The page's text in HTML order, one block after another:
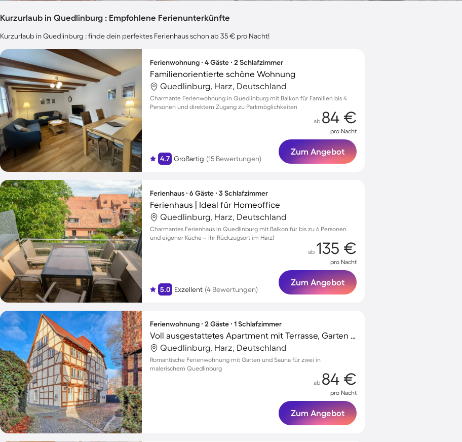
Kurzurlaub in Quedlinburg : Empfohlene Ferienunterkünfte
Kurzurlaub in Quedlinburg : finde dein perfektes Ferienhaus schon ab 35 € pro Nacht!
Ferienwohnung ∙ 4 Gäste ∙ 2 Schlafzimmer
Familienorientierte schöne Wohnung
Quedlinburg, Harz, Deutschland
Charmante Ferienwohnung in Quedlinburg mit Balkon für Familien bis 4
Personen und direktem Zugang zu Parkmöglichkeiten
4.7 Großartig (15 Bewertungen)
ab 84 €
pro Nacht
Zum Angebot
Ferienhaus ∙ 6 Gäste ∙ 3 Schlafzimmer
Ferienhaus | Ideal für Homeoffice
Quedlinburg, Harz, Deutschland
Charmantes Ferienhaus in Quedlinburg mit Balkon für bis zu 6 Personen
und eigener Küche – Ihr Rückzugsort im Harz!
5.0 Exzellent (4 Bewertungen)
ab 135 €
pro Nacht
Zum Angebot
Ferienwohnung ∙ 2 Gäste ∙ 1 Schlafzimmer
Voll ausgestattetes Apartment mit Terrasse, Garten und Sauna | Naturblick
Quedlinburg, Harz, Deutschland
Romantische Ferienwohnung mit Garten und Sauna für zwei in
malerischem Quedlinburg
ab 84 €
pro Nacht
Zum Angebot